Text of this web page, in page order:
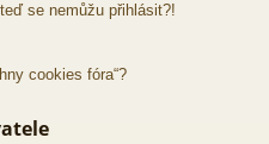
se nemůžu přihlásit?!
cookies fóra“?